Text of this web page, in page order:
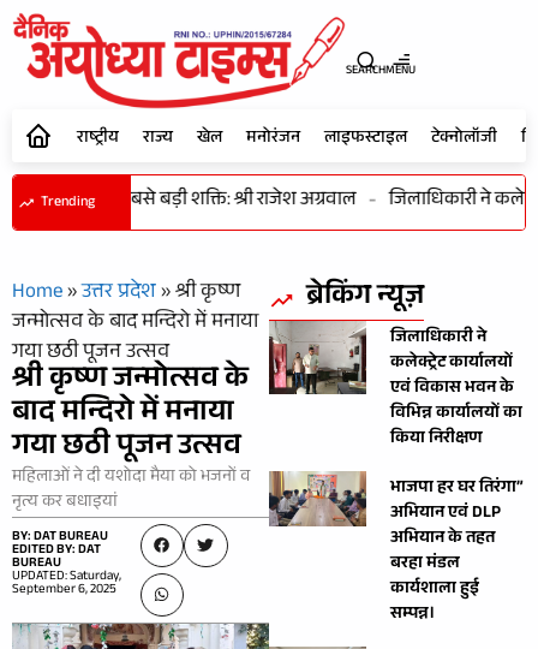
SEARCHMENU
राष्ट्रीय राज्य खेल मनोरंजन लाइफस्टाइल टेक्नोलॉजी
Trending
विकास की सबसे बड़ी शक्ति: श्री राजेश अग्रवाल जिलाधिकारी ने
Home»उत्तर प्रदेश»श्री कृष्ण
जन्मोत्सव के बाद मन्दिरो में मनाया
गया छठी पूजन उत्सव
श्री कृष्ण जन्मोत्सव के
बाद मन्दिरो में मनाया
गया छठी पूजन उत्सव
महिलाओं ने दी यशोदा मैया को भजनों व
नृत्य कर बधाइयां
BY: DAT BUREAU
EDITED BY: DAT
BUREAU
UPDATED: Saturday,
September 6, 2025
ब्रेकिंग न्यूज़
जिलाधिकारी ने
कलेक्ट्रेट कार्यालयों
एवं विकास भवन के
विभिन्न कार्यालयों का
किया निरीक्षण
भाजपा हर घर तिरंगा”
अभियान एवं DLP
अभियान के तहत
बरहा मंडल
कार्यशाला हुई
सम्पन्न।